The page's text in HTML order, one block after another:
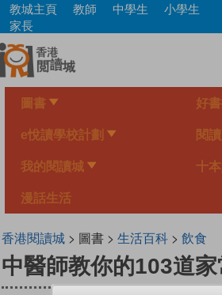
Skip
main
content
教城主頁 教師 中學生
小學生
家長
圖書 好
e悅讀學校計劃 閱
我的閱讀城 十
漫話生活
香港閱讀城> 圖書 > 生活百科> 飲食
中醫師教你的103道